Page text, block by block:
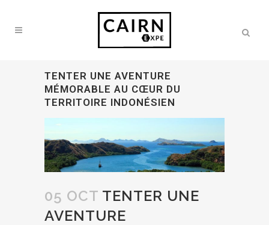
TENTER UNE AVENTURE
MÉMORABLE AU CŒUR DU
TERRITOIRE INDONÉSIEN
05 OCT TENTER UNE
AVENTURE